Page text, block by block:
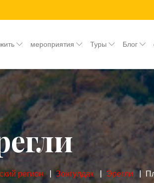
мероприятия Туры Блог
регион Зонгулдак Эрегли